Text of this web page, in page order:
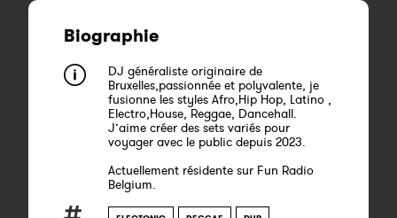
Biographie
DJ généraliste originaire de
Bruxelles,passionnée et polyvalente, je
fusionne les styles Afro,Hip Hop, Latino ,
Electro,House, Reggae, Dancehall.
J’aime créer des sets variés pour
voyager avec le public depuis 2023.
Actuellement résidente sur Fun Radio
Belgium.